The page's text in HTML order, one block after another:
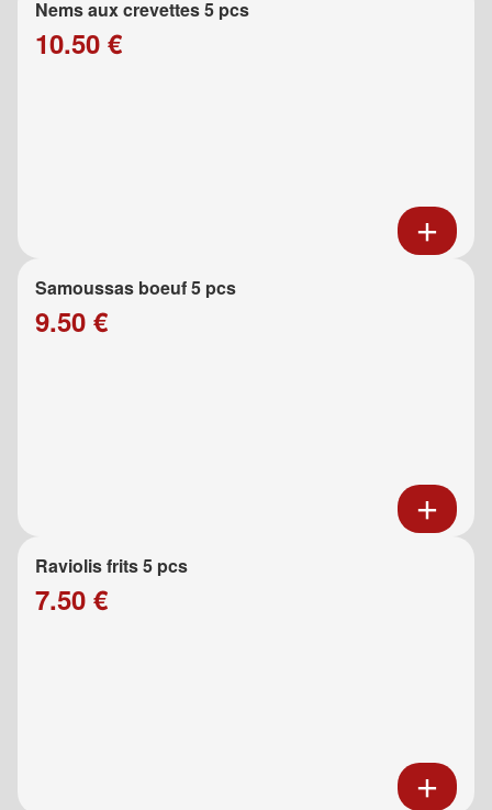
Nems aux crevettes 5 pcs
10.50 €
Samoussas boeuf 5 pcs
9.50 €
Raviolis frits 5 pcs
7.50 €